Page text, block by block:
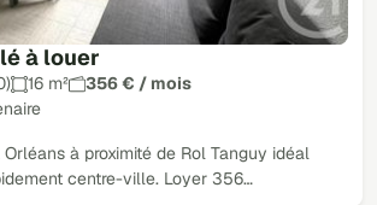
à louer
16 m²
356 € / mois
Orléans à proximité de Rol Tanguy idéal
centre-ville. Loyer 356…